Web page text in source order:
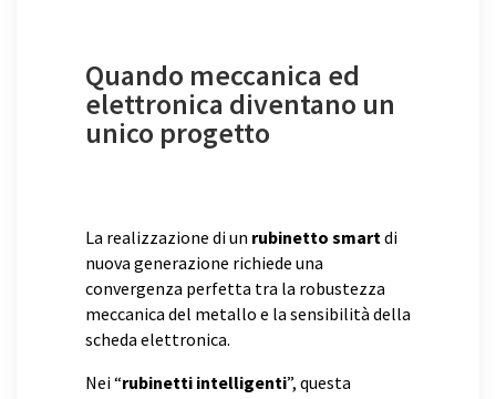
Quando meccanica ed
elettronica diventano un
unico progetto
La realizzazione di un rubinetto smart di
nuova generazione richiede una
convergenza perfetta tra la robustezza
meccanica del metallo e la sensibilità della
scheda elettronica.
Nei “rubinetti intelligenti”, questa